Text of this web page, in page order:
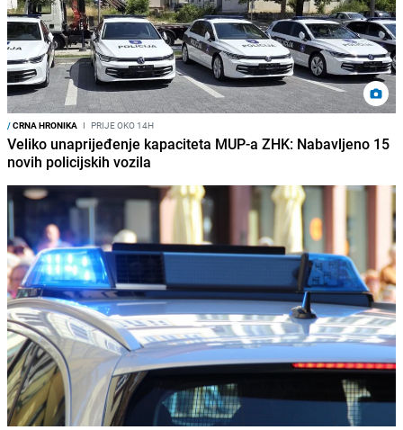
/CRNA HRONIKA I PRIJE OKO 14H
Veliko unaprijeđenje kapaciteta MUP-a ZHK: Nabavljeno 15
novih policijskih vozila